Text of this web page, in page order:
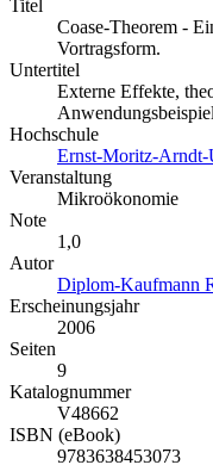
Titel
Coase-Theorem -
Vortragsform.
Untertitel
Externe Effekte,
Hochschule
Ernst-Moritz-Arndt-
Veranstaltung
Mikroökonomie
Note
1,0
Autor
Diplom-Kaufmann
Erscheinungsjahr
2006
Seiten
9
Katalognummer
V48662
ISBN (eBook)
9783638453073